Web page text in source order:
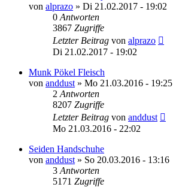
von alprazo » Di 21.02.2017 - 19:02
0 Antworten
3867 Zugriffe
Letzter Beitrag von alprazo
Di 21.02.2017 - 19:02
Munk Pökel Fleisch
von anddust » Mo 21.03.2016 - 19:25
2 Antworten
8207 Zugriffe
Letzter Beitrag von anddust
Mo 21.03.2016 - 22:02
Seiden Handschuhe
von anddust » So 20.03.2016 - 13:16
3 Antworten
5171 Zugriffe